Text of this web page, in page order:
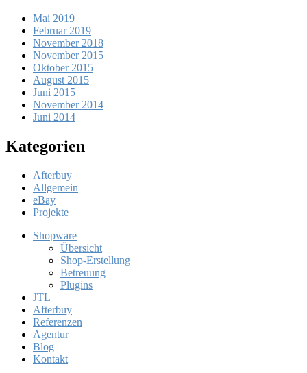
Mai 2019
Februar 2019
November 2018
November 2015
Oktober 2015
August 2015
Juni 2015
November 2014
Juni 2014
Kategorien
Afterbuy
Allgemein
eBay
Projekte
Shopware
Übersicht
Shop-Erstellung
Betreuung
Plugins
JTL
Afterbuy
Referenzen
Agentur
Blog
Kontakt